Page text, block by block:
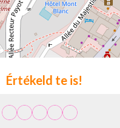
Értékeld te is!